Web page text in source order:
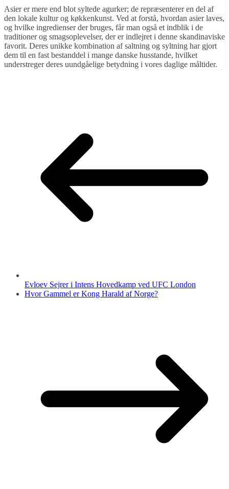
Asier er mere end blot syltede agurker; de repræsenterer en del af
den lokale kultur og køkkenkunst. Ved at forstå, hvordan asier laves,
og hvilke ingredienser der bruges, får man også et indblik i de
traditioner og smagsoplevelser, der er indlejret i denne skandinaviske
favorit. Deres unikke kombination af saltning og syltning har gjort
dem til en fast bestanddel i mange danske husstande, hvilket
understreger deres uundgåelige betydning i vores daglige måltider.
Evloev Sejrer i Intens Hovedkamp ved UFC London
Hvor Gammel er Kong Harald af Norge?